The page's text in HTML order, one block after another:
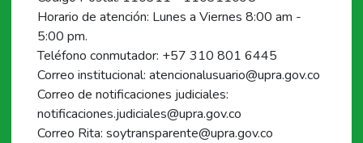
Horario de atención: Lunes a Viernes 8:00 am -
5:00 pm.
Teléfono conmutador: +57 310 801 6445
Correo institucional: atencionalusuario@upra.gov.co
Correo de notificaciones judiciales:
notificaciones.judiciales@upra.gov.co
Correo Rita: soytransparente@upra.gov.co